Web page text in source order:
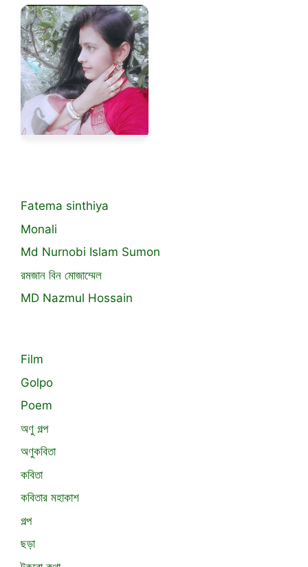
Fatema sinthiya
Monali
Md Nurnobi Islam Sumon
রমজান বিন মোজাম্মেল
MD Nazmul Hossain
Film
Golpo
Poem
অণু গল্প
অণুকবিতা
কবিতা
কবিতার মহাকাশ
গল্প
ছড়া